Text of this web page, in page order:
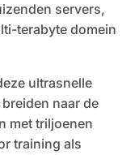
servers,
terabyte domein
ultrasnelle
naar de
met triljoenen
training als